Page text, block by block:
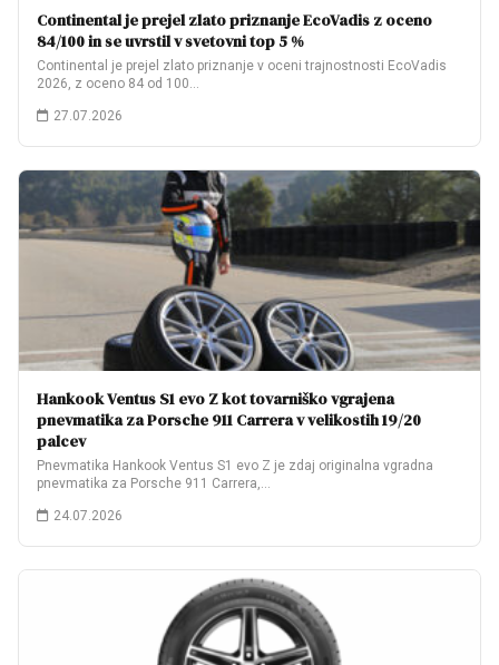
Continental je prejel zlato priznanje EcoVadis z oceno
84/100 in se uvrstil v svetovni top 5 %
Continental je prejel zlato priznanje v oceni trajnostnosti EcoVadis
2026, z oceno 84 od 100…
27.07.2026
Hankook Ventus S1 evo Z kot tovarniško vgrajena
pnevmatika za Porsche 911 Carrera v velikostih 19/20
palcev
Pnevmatika Hankook Ventus S1 evo Z je zdaj originalna vgradna
pnevmatika za Porsche 911 Carrera,…
24.07.2026